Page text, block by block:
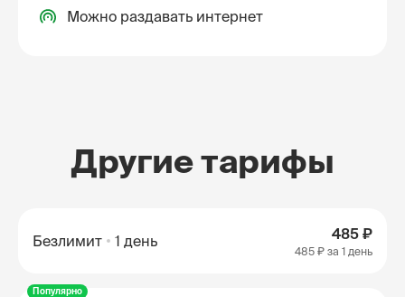
Можно раздавать интернет
Другие тарифы
Безлимит 1 день 485 ₽
485 ₽ за 1 день
Популярно